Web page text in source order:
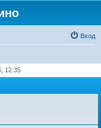
Вход
12:35